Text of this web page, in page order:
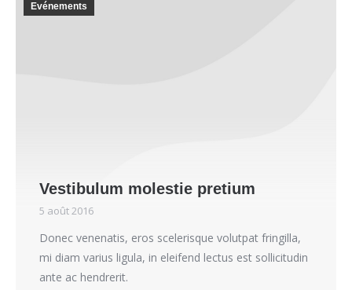
Evénements
Vestibulum molestie pretium
5 août 2016
Donec venenatis, eros scelerisque volutpat fringilla,
mi diam varius ligula, in eleifend lectus est sollicitudin
ante ac hendrerit.